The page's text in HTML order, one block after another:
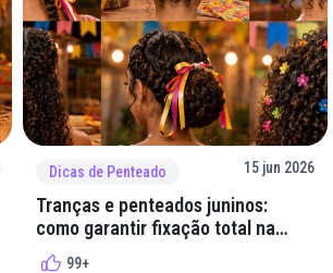
Dicas de Penteado 15 jun 2026
Tranças e penteados juninos:
como garantir fixação total na
quadrilha
99+